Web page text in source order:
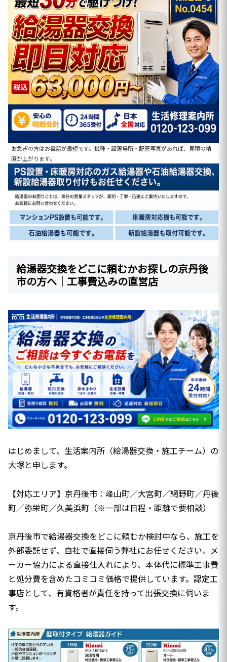
お急ぎの方はお電話が最短です。機種・設置場所・配管写真があれば、見積の精
度が上がります。
給湯器交換をどこに頼むかお探しの京丹後
市の方へ｜工事費込みの直営店
はじめまして、生活案内所（給湯器交換・施工チーム）の
大塚と申します。
【対応エリア】京丹後市：峰山町／大宮町／網野町／丹後
町／弥栄町／久美浜町（※一部は日程・距離で要相談）
京丹後市で給湯器交換をどこに頼むか検討中なら、施工を
外部委託せず、自社で直接伺う弊社にお任せください。メ
ーカー協力による直接仕入れにより、本体代に標準工事費
と処分費を含めたコミコミ価格で提供しています。認定工
事店として、有資格者が責任を持って出張交換に伺いま
す。